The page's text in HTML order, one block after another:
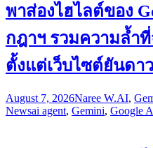
พาส่องไฮไลต์ของ
กฎาฯ รวมความล้ำ
ตั้งแต่เว็บไซต์ยันดา
August 7, 2026Naree W.AI,
Newsai agent, Gemini, Google